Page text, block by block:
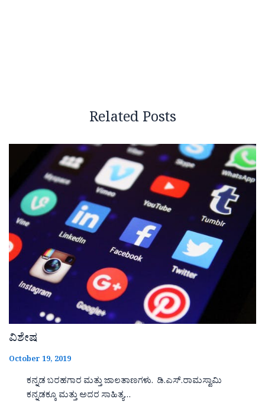
Related Posts
ವಿಶೇಷ
October 19, 2019
ಕನ್ನಡ ಬರಹಗಾರ ಮತ್ತು ಜಾಲತಾಣಗಳು. ಡಿ.ಎಸ್.ರಾಮಸ್ವಾಮಿ
ಕನ್ನಡಕ್ಕೂ ಮತ್ತು ಅದರ ಸಾಹಿತ್ಯ…